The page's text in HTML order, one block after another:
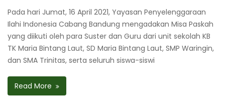
Pada hari Jumat, 16 April 2021, Yayasan Penyelenggaraan
Ilahi Indonesia Cabang Bandung mengadakan Misa Paskah
yang diikuti oleh para Suster dan Guru dari unit sekolah KB
TK Maria Bintang Laut, SD Maria Bintang Laut, SMP Waringin,
dan SMA Trinitas, serta seluruh siswa-siswi
Read More